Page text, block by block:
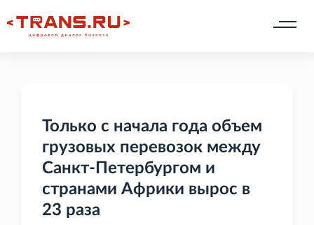
Только с начала года объем
грузовых перевозок между
Санкт-Петербургом и
странами Африки вырос в
23 раза